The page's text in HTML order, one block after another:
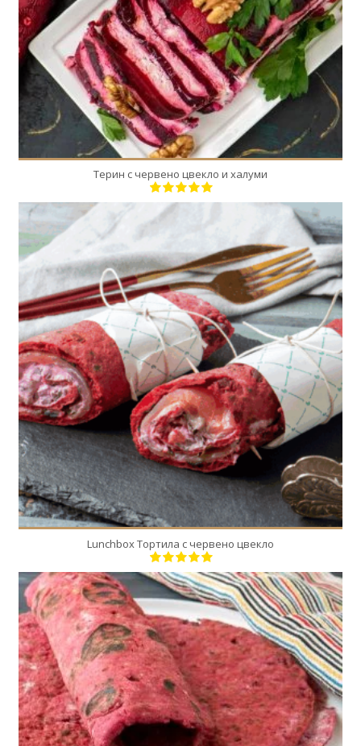
Терин с червено цвекло и халуми
1
1
Lunchbox Тортила с червено цвекло
6
6
20 Min